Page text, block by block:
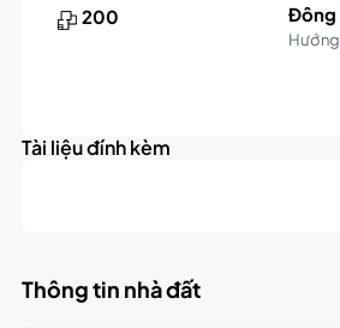
200 Đông
Hướng
Tài liệu đính kèm
Thông tin nhà đất